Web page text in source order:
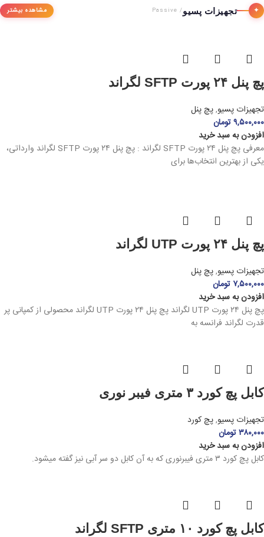
✦ تجهیزات پسیو/ Passive مشاهده بیشتر
پچ پنل ۲۴ پورت SFTP لگراند
تجهیزات پسیو,پچ پنل
۹,۵۰۰,۰۰۰تومان
افزودن به سبد خرید
معرفی پچ پنل ۲۴ پورت SFTP لگراند : پچ پنل ۲۴ پورت SFTP لگراند وارداتی،
یکی از بهترین انتخاب‌ها برای
پچ پنل ۲۴ پورت UTP لگراند
تجهیزات پسیو,پچ پنل
۷,۵۰۰,۰۰۰ تومان
افزودن به سبد خرید
پچ پنل ۲۴ پورت UTP لگراند پچ پنل ۲۴ پورت UTP لگراند محصولی از کمپانی پر
قدرت لگراند فرانسه به
کابل پچ کورد ۳ متری فیبر نوری
تجهیزات پسیو,پچ کورد
۳۸۰,۰۰۰تومان
افزودن به سبد خرید
کابل پچ کورد ۳ متری فیبرنوری که به آن کابل دو سر آبی نیز گفته میشود.
کابل پچ کورد ۱۰ متری SFTP لگراند